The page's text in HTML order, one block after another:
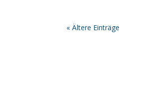
« Ältere Einträge